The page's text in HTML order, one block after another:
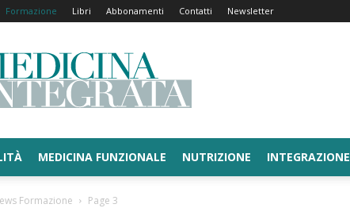
Formazione Libri Abbonamenti Contatti Newsletter
MEDICINA FUNZIONALE NUTRIZIONE INTEGRAZIONE
Formazione Page 3